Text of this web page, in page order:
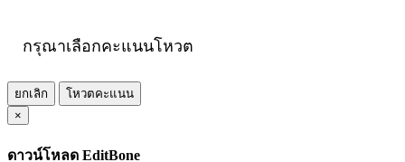
กรุณาเลือกคะแนนโหวต
ยกเลิก
โหวตคะแนน
×
ดาวน์โหลด EditBone